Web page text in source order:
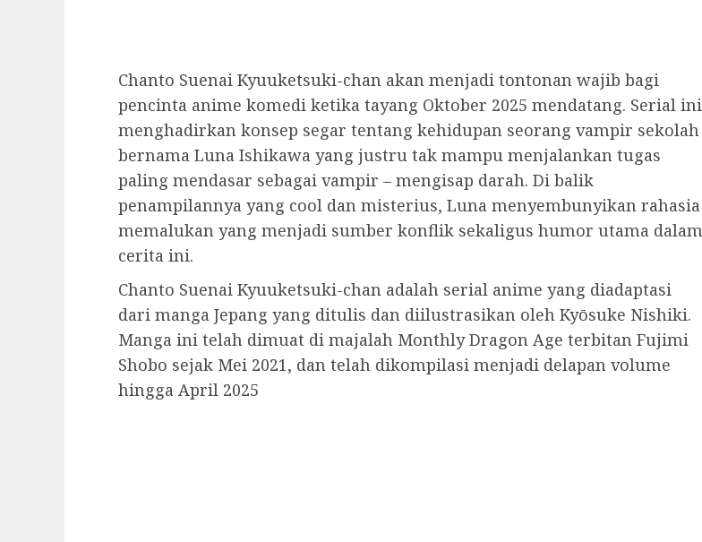
Chanto Suenai Kyuuketsuki-chan akan menjadi tontonan wajib bagi
pencinta anime komedi ketika tayang Oktober 2025 mendatang. Serial ini
menghadirkan konsep segar tentang kehidupan seorang vampir sekolah
bernama Luna Ishikawa yang justru tak mampu menjalankan tugas
paling mendasar sebagai vampir – mengisap darah. Di balik
penampilannya yang cool dan misterius, Luna menyembunyikan rahasia
memalukan yang menjadi sumber konflik sekaligus humor utama dalam
cerita ini.
Chanto Suenai Kyuuketsuki-chan adalah serial anime yang diadaptasi
dari manga Jepang yang ditulis dan diilustrasikan oleh Kyōsuke Nishiki.
Manga ini telah dimuat di majalah Monthly Dragon Age terbitan Fujimi
Shobo sejak Mei 2021, dan telah dikompilasi menjadi delapan volume
hingga April 2025